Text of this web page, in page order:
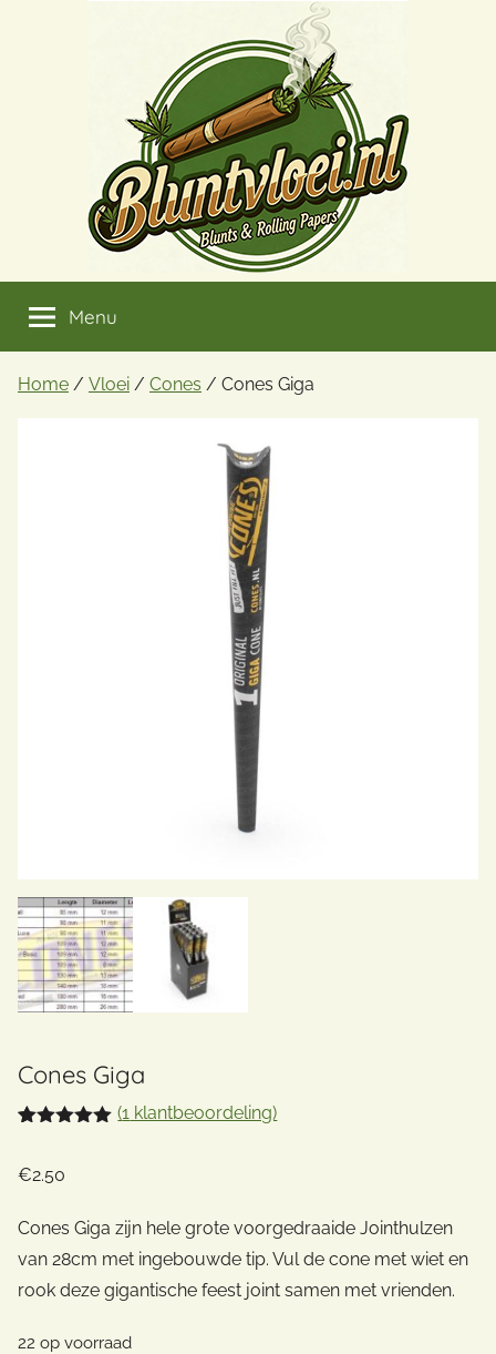
Menu
Home / Vloei / Cones / Cones Giga
Cones Giga
gebaseerd
(1 klantbeoordeling)
€2.50
Cones Giga zijn hele grote voorgedraaide Jointhulzen
van 28cm met ingebouwde tip. Vul de cone met wiet en
rook deze gigantische feest joint samen met vrienden.
22 op voorraad